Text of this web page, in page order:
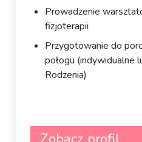
Prowadzenie
fizjoterapii
Przygotowanie do
połogu (indywidualne
Rodzenia)